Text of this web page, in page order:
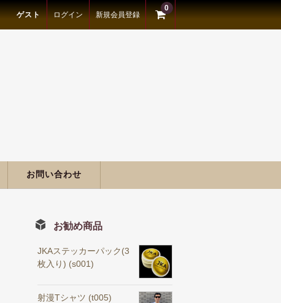
ゲスト ログイン 新規会員登録
0
お問い合わせ
お勧め商品
JKAステッカーパック(3
枚入り) (s001)
射漫Tシャツ (t005)